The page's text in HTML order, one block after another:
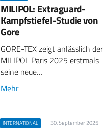
MILIPOL: Extraguard-
Kampfstiefel-Studie von
Gore
GORE-TEX zeigt anlässlich der
MILIPOL Paris 2025 erstmals
seine neue…
Mehr
INTERNATIONAL 30. September 2025